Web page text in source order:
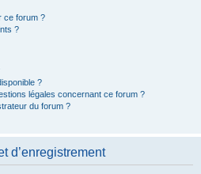
ce forum ?
?
?
légales concernant ce forum ?
du forum ?
d’enregistrement